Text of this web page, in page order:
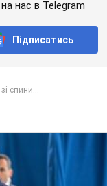
назвала
про його